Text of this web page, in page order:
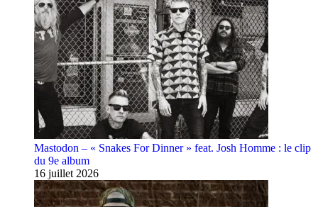
Mastodon – « Snakes For Dinner » feat. Josh Homme : le clip
du 9e album
16 juillet 2026